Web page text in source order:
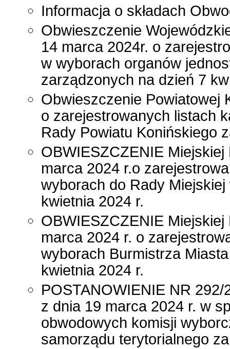
Informacja o składach
Obwieszczenie
14 marca 2024r. o
w wyborach organów
zarządzonych na dzień 7
Obwieszczenie Powiatowej
o zarejestrowanych listach
Rady Powiatu Konińskiego
OBWIESZCZENIE
marca 2024 r.o
wyborach do Rady
kwietnia 2024 r.
OBWIESZCZENIE
marca 2024 r. o
wyborach Burmistrza
kwietnia 2024 r.
POSTANOWIENIE NR
z dnia 19 marca 2024 r. w
obwodowych komisji
samorządu terytorialnego